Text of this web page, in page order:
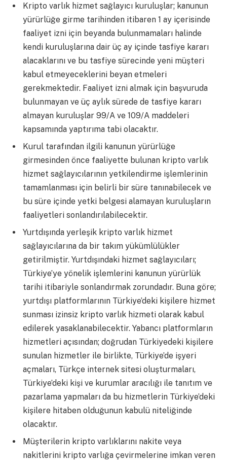
Kripto varlık hizmet sağlayıcı kuruluşlar; kanunun
yürürlüğe girme tarihinden itibaren 1 ay içerisinde
faaliyet izni için beyanda bulunmamaları halinde
kendi kuruluşlarına dair üç ay içinde tasfiye kararı
alacaklarını ve bu tasfiye sürecinde yeni müşteri
kabul etmeyeceklerini beyan etmeleri
gerekmektedir. Faaliyet izni almak için başvuruda
bulunmayan ve üç aylık sürede de tasfiye kararı
almayan kuruluşlar 99/A ve 109/A maddeleri
kapsamında yaptırıma tabi olacaktır.
Kurul tarafından ilgili kanunun yürürlüğe
girmesinden önce faaliyette bulunan kripto varlık
hizmet sağlayıcılarının yetkilendirme işlemlerinin
tamamlanması için belirli bir süre tanınabilecek ve
bu süre içinde yetki belgesi alamayan kuruluşların
faaliyetleri sonlandırılabilecektir.
Yurtdışında yerleşik kripto varlık hizmet
sağlayıcılarına da bir takım yükümlülükler
getirilmiştir. Yurtdışındaki hizmet sağlayıcıları;
Türkiye’ye yönelik işlemlerini kanunun yürürlük
tarihi itibariyle sonlandırmak zorundadır. Buna göre;
yurtdışı platformlarının Türkiye’deki kişilere hizmet
sunması izinsiz kripto varlık hizmeti olarak kabul
edilerek yasaklanabilecektir. Yabancı platformların
hizmetleri açısından; doğrudan Türkiyedeki kişilere
sunulan hizmetler ile birlikte, Türkiye’de işyeri
açmaları, Türkçe internek sitesi oluşturmaları,
Türkiye’deki kişi ve kurumlar aracılığı ile tanıtım ve
pazarlama yapmaları da bu hizmetlerin Türkiye’deki
kişilere hitaben olduğunun kabulü niteliğinde
olacaktır.
Müşterilerin kripto varlıklarını nakite veya
nakitlerini kripto varlığa çevirmelerine imkan veren